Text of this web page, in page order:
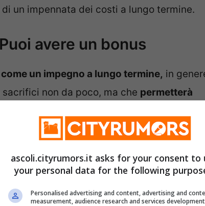
un impennata dei costi a lungo termine.
avere un bonus
un impegno a lungo termine, in
non da poco, ma che permetterà
quanto spesosembra essere
può accadere però solo in alcuni casi, è
ascoli.cityrumors.it asks for your consent to
your personal data for the following
Personalised advertising and content, advertising and
measurement, audience research and services development